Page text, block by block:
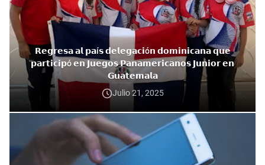
𝗥𝗲𝗴𝗿𝗲𝘀𝗮 𝗮𝗹 𝗽𝗮í𝘀 𝗱𝗲𝗹𝗲𝗴𝗮𝗰𝗶ó𝗻 𝗱𝗼𝗺𝗶𝗻𝗶𝗰𝗮𝗻𝗮 𝗾𝘂𝗲
𝗽𝗮𝗿𝘁𝗶𝗰𝗶𝗽ó 𝗲𝗻 𝗝𝘂𝗲𝗴𝗼𝘀 𝗣𝗮𝗻𝗮𝗺𝗲𝗿𝗶𝗰𝗮𝗻𝗼𝘀 𝗝𝘂𝗻𝗶𝗼𝗿 𝗲𝗻
𝗚𝘂𝗮𝘁𝗲𝗺𝗮𝗹𝗮
Julio 21, 2025